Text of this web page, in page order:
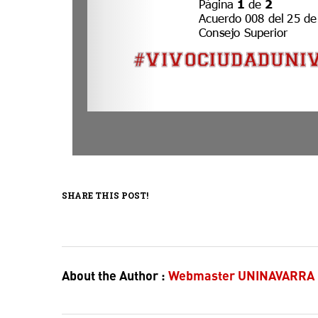
SHARE THIS POST!
About the Author : Webmaster UNINAVARRA